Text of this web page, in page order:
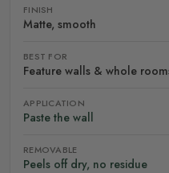
FINISH
Matte, smooth
BEST FOR
Feature walls & whole
APPLICATION
Paste the wall
REMOVABLE
Peels off dry, no residue